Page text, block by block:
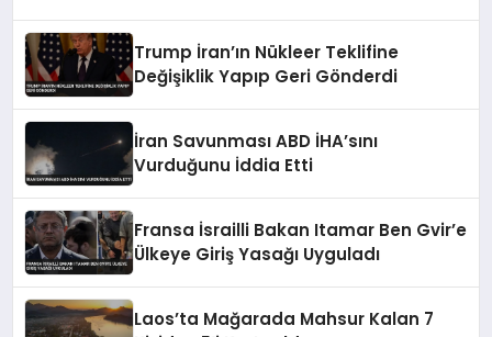
Trump İran’ın Nükleer Teklifine
Değişiklik Yapıp Geri Gönderdi
İran Savunması ABD İHA’sını
Vurduğunu İddia Etti
Fransa İsrailli Bakan Itamar Ben Gvir’e
Ülkeye Giriş Yasağı Uyguladı
Laos’ta Mağarada Mahsur Kalan 7